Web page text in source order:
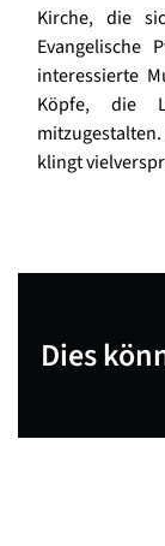
Kirche, die
Evangelische
interessierte
Köpfe, die
klingt
Dies